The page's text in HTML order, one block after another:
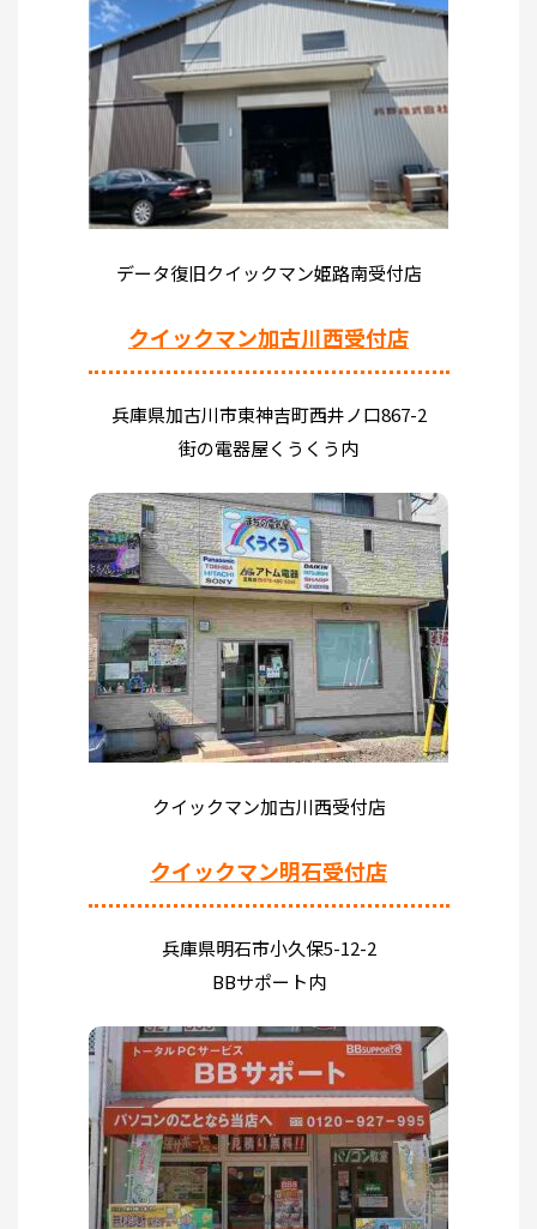
データ復旧クイックマン姫路南受付店
クイックマン加古川西受付店
兵庫県加古川市東神吉町西井ノ口867-2
街の電器屋くうくう内
クイックマン加古川西受付店
クイックマン明石受付店
兵庫県明石市小久保5-12-2
BBサポート内